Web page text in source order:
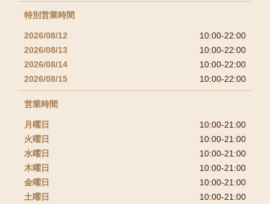
特別営業時間
2026/08/12
10:00-22:00
2026/08/13
10:00-22:00
2026/08/14
10:00-22:00
2026/08/15
10:00-22:00
営業時間
月曜日
10:00-21:00
火曜日
10:00-21:00
水曜日
10:00-21:00
木曜日
10:00-21:00
金曜日
10:00-21:00
土曜日
10:00-21:00